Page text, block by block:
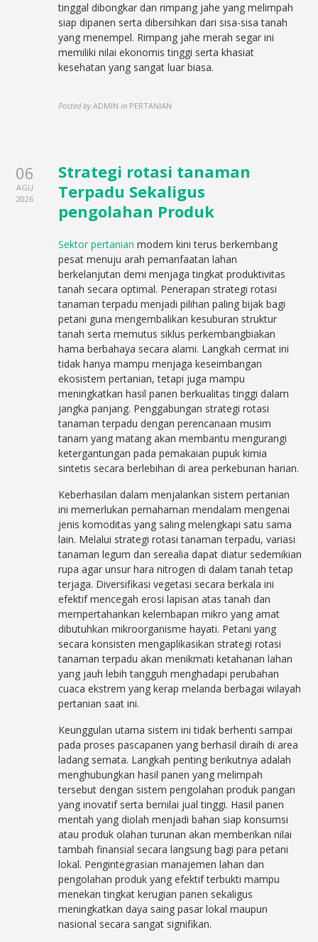
tinggal dibongkar dan rimpang jahe yang melimpah
siap dipanen serta dibersihkan dari sisa-sisa tanah
yang menempel. Rimpang jahe merah segar ini
memiliki nilai ekonomis tinggi serta khasiat
kesehatan yang sangat luar biasa.
Posted by ADMIN in PERTANIAN
06
AGU
2026
Strategi rotasi tanaman
Terpadu Sekaligus
pengolahan Produk
Sektor pertanian modern kini terus berkembang
pesat menuju arah pemanfaatan lahan
berkelanjutan demi menjaga tingkat produktivitas
tanah secara optimal. Penerapan strategi rotasi
tanaman terpadu menjadi pilihan paling bijak bagi
petani guna mengembalikan kesuburan struktur
tanah serta memutus siklus perkembangbiakan
hama berbahaya secara alami. Langkah cermat ini
tidak hanya mampu menjaga keseimbangan
ekosistem pertanian, tetapi juga mampu
meningkatkan hasil panen berkualitas tinggi dalam
jangka panjang. Penggabungan strategi rotasi
tanaman terpadu dengan perencanaan musim
tanam yang matang akan membantu mengurangi
ketergantungan pada pemakaian pupuk kimia
sintetis secara berlebihan di area perkebunan harian.
Keberhasilan dalam menjalankan sistem pertanian
ini memerlukan pemahaman mendalam mengenai
jenis komoditas yang saling melengkapi satu sama
lain. Melalui strategi rotasi tanaman terpadu, variasi
tanaman legum dan serealia dapat diatur sedemikian
rupa agar unsur hara nitrogen di dalam tanah tetap
terjaga. Diversifikasi vegetasi secara berkala ini
efektif mencegah erosi lapisan atas tanah dan
mempertahankan kelembapan mikro yang amat
dibutuhkan mikroorganisme hayati. Petani yang
secara konsisten mengaplikasikan strategi rotasi
tanaman terpadu akan menikmati ketahanan lahan
yang jauh lebih tangguh menghadapi perubahan
cuaca ekstrem yang kerap melanda berbagai wilayah
pertanian saat ini.
Keunggulan utama sistem ini tidak berhenti sampai
pada proses pascapanen yang berhasil diraih di area
ladang semata. Langkah penting berikutnya adalah
menghubungkan hasil panen yang melimpah
tersebut dengan sistem pengolahan produk pangan
yang inovatif serta bernilai jual tinggi. Hasil panen
mentah yang diolah menjadi bahan siap konsumsi
atau produk olahan turunan akan memberikan nilai
tambah finansial secara langsung bagi para petani
lokal. Pengintegrasian manajemen lahan dan
pengolahan produk yang efektif terbukti mampu
menekan tingkat kerugian panen sekaligus
meningkatkan daya saing pasar lokal maupun
nasional secara sangat signifikan.